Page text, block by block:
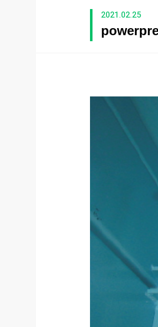
2021.02.25